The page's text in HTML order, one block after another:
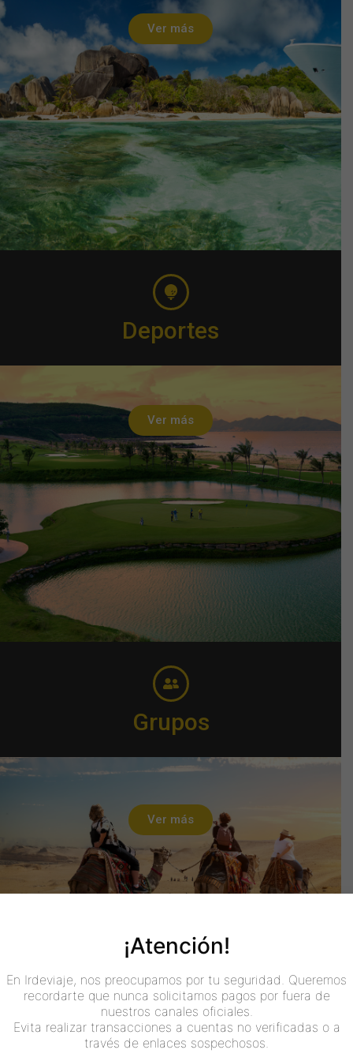
Ver más
Deportes
Ver más
Grupos
Ver más
¡Atención!
En Irdeviaje, nos preocupamos por tu seguridad. Queremos
recordarte que nunca solicitamos pagos por fuera de
nuestros canales oficiales.
Evita realizar transacciones a cuentas no verificadas o a
través de enlaces sospechosos.